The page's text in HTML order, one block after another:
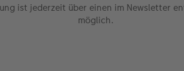
ist jederzeit über einen im Newsletter
möglich.